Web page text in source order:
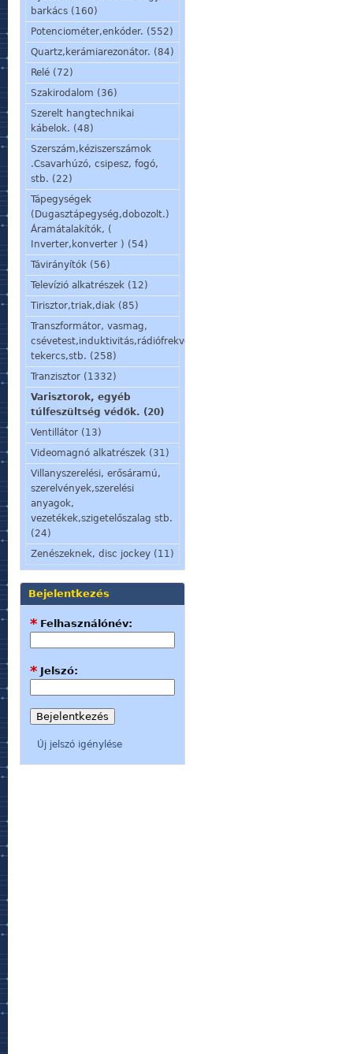
barkács (160)
Potenciométer,enkóder. (552)
Quartz,kerámiarezonátor. (84)
Relé (72)
Szakirodalom (36)
Szerelt hangtechnikai
kábelok. (48)
Szerszám,kéziszerszámok
.Csavarhúzó, csipesz, fogó,
stb. (22)
Tápegységek
(Dugasztápegység,dobozolt.)
Áramátalakítók, (
Inverter,konverter ) (54)
Távirányítók (56)
Televízió alkatrészek (12)
Tirisztor,triak,diak (85)
Transzformátor, vasmag,
csévetest,induktivitás,rádiófrekvenciás
tekercs,stb. (258)
Tranzisztor (1332)
Varisztorok, egyéb
túlfeszültség védők. (20)
Ventillátor (13)
Videomagnó alkatrészek (31)
Villanyszerelési, erősáramú,
szerelvények,szerelési
anyagok,
vezetékek,szigetelőszalag stb.
(24)
Zenészeknek, disc jockey (11)
Bejelentkezés
Felhasználónév:
*
Jelszó:
*
Új jelszó igénylése